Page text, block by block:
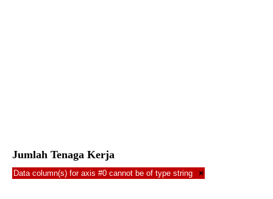
Jumlah Tenaga Kerja
Data column(s) for axis #0 cannot be of type string ×